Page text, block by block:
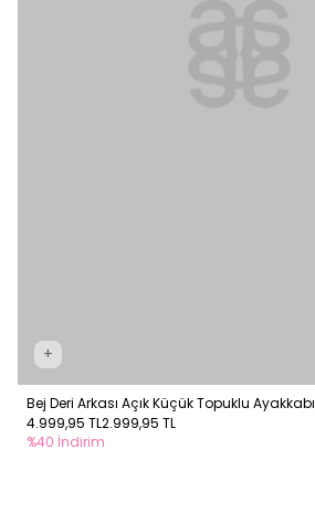
+
Bej Deri Arkası Açık Küçük Topuklu Ayakkabı
4.999,95 TL2.999,95 TL
%40 İndirim